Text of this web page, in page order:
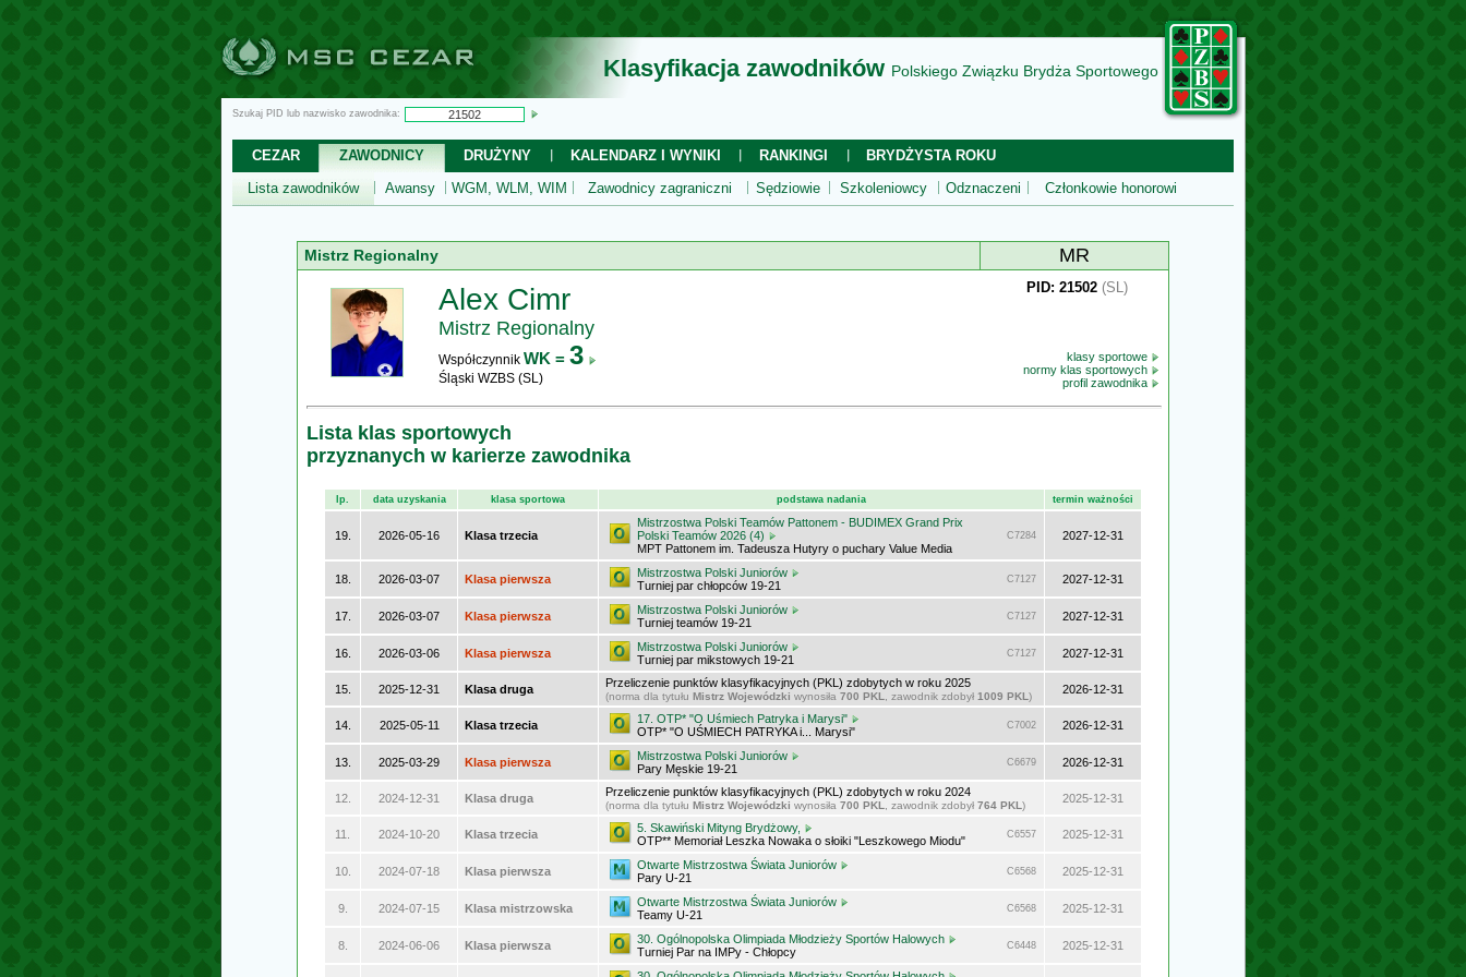
Klasyfikacja zawodników Polskiego Związku Brydża Sportowego
Szukaj PID lub nazwisko zawodnika:
CEZAR ZAWODNICY DRUŻYNY KALENDARZ I WYNIKI RANKINGI
BRYDŻYSTA ROKU
Lista zawodników
Awansy WGM, WLM, WIM Zawodnicy zagraniczni Sędziowie Szkoleniowcy Odznaczeni Członkowie honorowi
Mistrz Regionalny MR
Alex Cimr
Mistrz Regionalny
Współczynnik WK = 3
Śląski WZBS (SL)
PID: 21502 (SL)
klasy sportowe
normy klas sportowych
profil zawodnika
Lista klas sportowych
przyznanych w karierze zawodnika
lp. data uzyskania klasa sportowa podstawa nadania termin ważności
19. 2026-05-16 Klasa trzecia
Mistrzostwa Polski Teamów Pattonem - BUDIMEX Grand Prix
Polski Teamów 2026 (4)
MPT Pattonem im. Tadeusza Hutyry o puchary Value Media
C7284 2027-12-31
18. 2026-03-07 Klasa pierwsza
Mistrzostwa Polski Juniorów
Turniej par chłopców 19-21
C7127 2027-12-31
17. 2026-03-07 Klasa pierwsza
Mistrzostwa Polski Juniorów
Turniej teamów 19-21
C7127 2027-12-31
16. 2026-03-06 Klasa pierwsza
Mistrzostwa Polski Juniorów
Turniej par mikstowych 19-21
C7127 2027-12-31
15. 2025-12-31 Klasa druga Przeliczenie punktów klasyfikacyjnych (PKL) zdobytych w roku 2025
(norma dla tytułu Mistrz Wojewódzki wynosiła 700 PKL , zawodnik zdobył 1009 PKL )
2026-12-31
14. 2025-05-11 Klasa trzecia
17. OTP* "O Uśmiech Patryka i Marysi"
OTP* "O UŚMIECH PATRYKA i... Marysi"
C7002 2026-12-31
13. 2025-03-29 Klasa pierwsza
Mistrzostwa Polski Juniorów
Pary Męskie 19-21
C6679 2026-12-31
12. 2024-12-31 Klasa druga Przeliczenie punktów klasyfikacyjnych (PKL) zdobytych w roku 2024
(norma dla tytułu Mistrz Wojewódzki wynosiła 700 PKL , zawodnik zdobył 764 PKL )
2025-12-31
11. 2024-10-20 Klasa trzecia
5. Skawiński Mityng Brydżowy,
OTP** Memoriał Leszka Nowaka o słoiki "Leszkowego Miodu"
C6557 2025-12-31
10. 2024-07-18 Klasa pierwsza
Otwarte Mistrzostwa Świata Juniorów
Pary U-21
C6568 2025-12-31
9. 2024-07-15 Klasa mistrzowska
Otwarte Mistrzostwa Świata Juniorów
Teamy U-21
C6568 2025-12-31
8. 2024-06-06 Klasa pierwsza
30. Ogólnopolska Olimpiada Młodzieży Sportów Halowych
Turniej Par na IMPy - Chłopcy
C6448 2025-12-31